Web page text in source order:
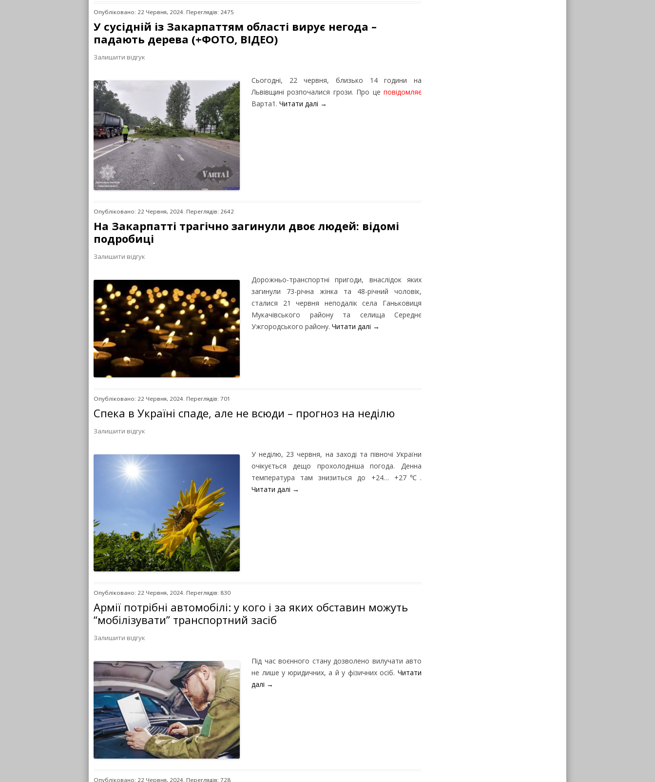
Опубліковано: 22 Червня, 2024. Переглядів: 2475
У сусідній із Закарпаттям області вирує негода –
падають дерева (+ФОТО, ВІДЕО)
Залишити відгук
Сьогодні, 22 червня, близько 14 години на
Львівщині розпочалися грози. Про це повідомляє
Варта1. Читати далі →
Опубліковано: 22 Червня, 2024. Переглядів: 2642
На Закарпатті трагічно загинули двоє людей: відомі
подробиці
Залишити відгук
Дорожньо-транспортні пригоди, внаслідок яких
загинули 73-річна жінка та 48-річний чоловік,
сталися 21 червня неподалік села Ганьковиця
Мукачівського району та селища Середнє
Ужгородського району. Читати далі →
Опубліковано: 22 Червня, 2024. Переглядів: 701
Спека в Україні спаде, але не всюди – прогноз на неділю
Залишити відгук
У неділю, 23 червня, на заході та півночі України
очікується дещо прохолодніша погода. Денна
температура там знизиться до +24… +27℃.
Читати далі →
Опубліковано: 22 Червня, 2024. Переглядів: 830
Армії потрібні автомобілі: у кого і за яких обставин можуть
“мобілізувати” транспортний засіб
Залишити відгук
Під час воєнного стану дозволено вилучати авто
не лише у юридичних, а й у фізичних осіб. Читати
далі →
Опубліковано: 22 Червня, 2024. Переглядів: 728